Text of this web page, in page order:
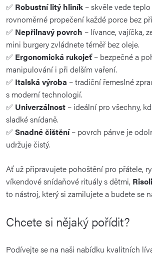
✅ Robustní litý hliník – skvěle vede
rovnoměrné propečení každé porce bez
✅ Nepřilnavý povrch – lívance, vajíčka,
mini burgery zvládnete téměř bez oleje.
✅ Ergonomická rukojeť– bezpečné a
manipulování i při delším vaření.
✅ Italská výroba – tradiční řemeslné
s moderní technologií.
✅ Univerzálnost – ideální pro všechny,
sladké snídaně.
✅ Snadné čištění– povrch pánve je
udržuje čistý.
Ať už připravujete pohoštění pro přátele,
víkendové snídaňové rituály s dětmi,
to nástroj, který si zamilujete a budete se
Chcete si nějaký pořídit?
Podívejte se na naši nabídku kvalitních